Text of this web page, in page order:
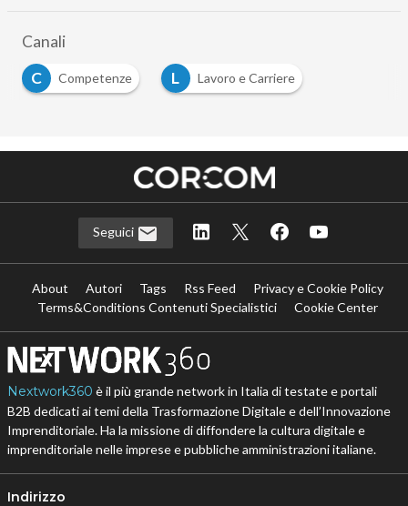
Canali
C
Competenze L
Lavoro e Carriere
Seguici
About Autori Tags Rss Feed
Privacy e Cookie Policy
Terms&Conditions Contenuti Specialistici
Cookie Center
Nextwork360 è il più grande network in Italia di testate e portali
B2B dedicati ai temi della Trasformazione Digitale e dell’Innovazione
Imprenditoriale. Ha la missione di diffondere la cultura digitale e
imprenditoriale nelle imprese e pubbliche amministrazioni italiane.
Indirizzo